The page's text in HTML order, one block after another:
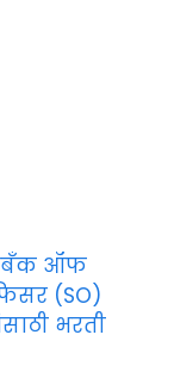
| बँक ऑफ
(SO)
भरती